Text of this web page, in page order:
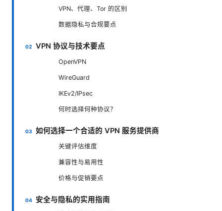
VPN、代理、Tor 的区别
数据隐私与合规要点
VPN 协议与技术要点
OpenVPN
WireGuard
IKEv2/IPsec
何时选择何种协议？
如何选择一个合适的 VPN 服务提供商
关键评估维度
兼容性与易用性
价格与促销要点
安全与隐私的实用指南